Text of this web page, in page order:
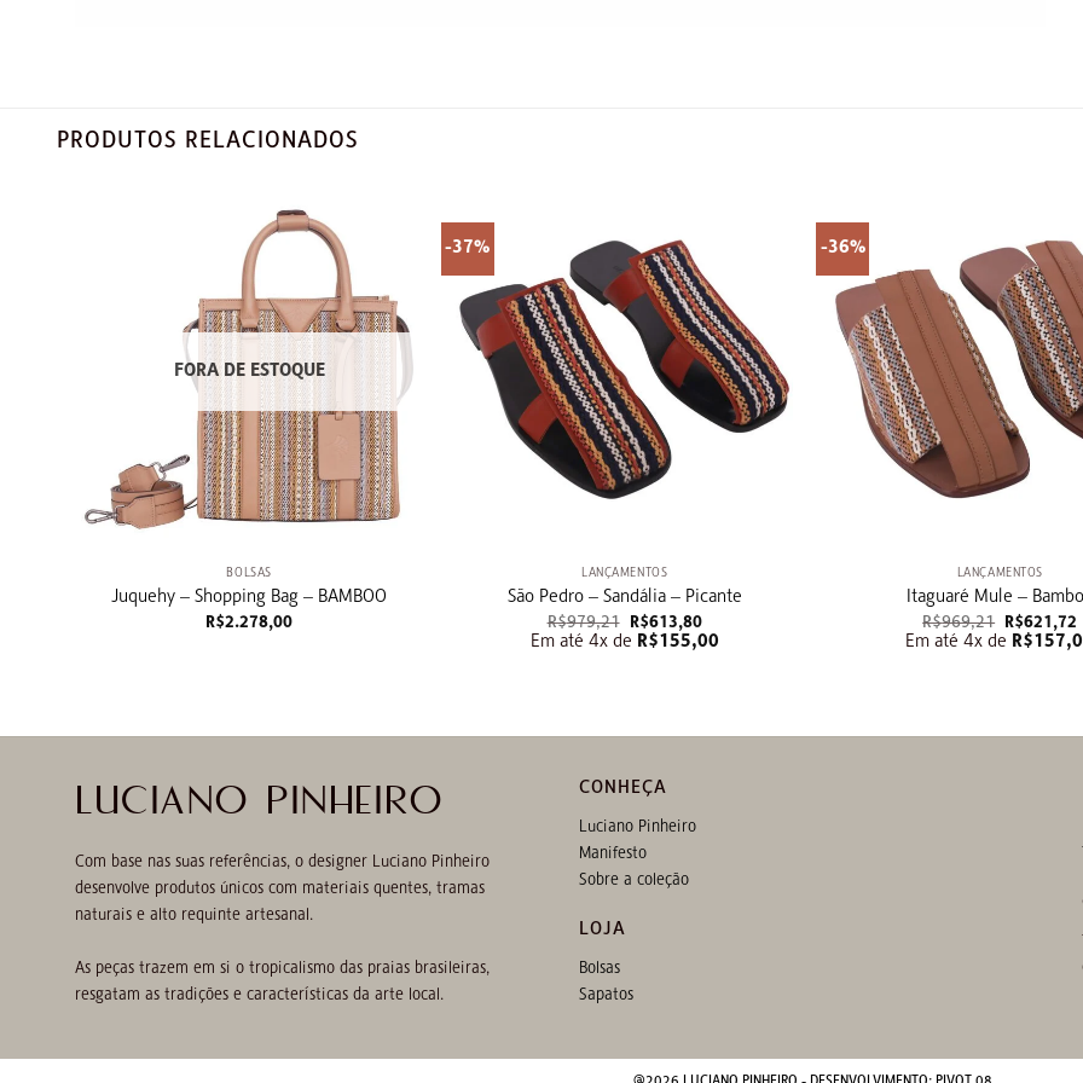
PRODUTOS RELACIONADOS
FORA DE ESTOQUE
BOLSAS
Juquehy – Shopping Bag – BAMBOO
R$2.278,00
-37%
LANÇAMENTOS
São Pedro – Sandália – Picante
R$979,21
O
preço
R$613,80O
preço
Em até 4x de R$155,00
-36%
LANÇAMENTOS
Itaguaré Mule –
R$969,21
O
preço
R$621,72
Em até 4x de R$
LUCIANO PINHEIRO
Com base nas suas referências, o designer Luciano Pinheiro
desenvolve produtos únicos com materiais quentes, tramas
naturais e alto requinte artesanal.
As peças trazem em si o tropicalismo das praias brasileiras,
resgatam as tradições e características da arte local.
CONHEÇA
Luciano Pinheiro
Manifesto
Sobre a coleção
LOJA
Bolsas
Sapatos